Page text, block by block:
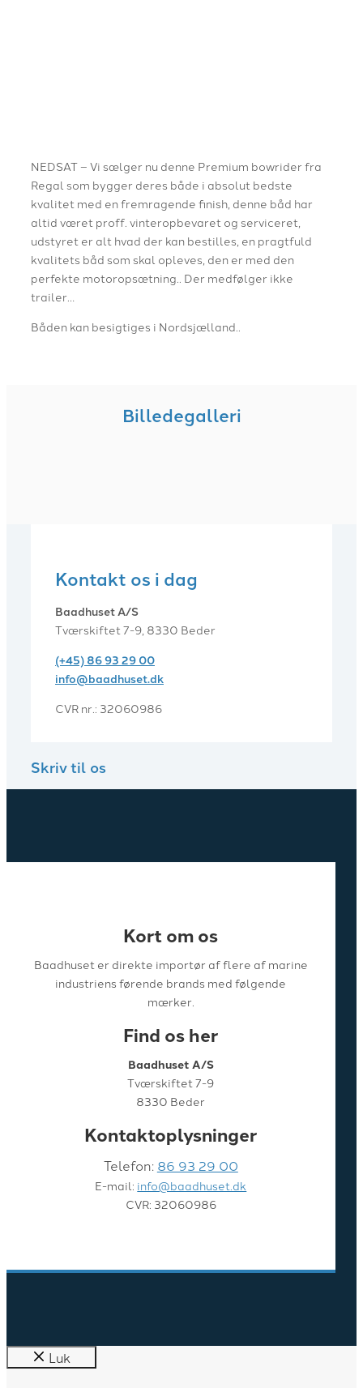
NEDSAT – Vi sælger nu denne Premium bowrider fra
Regal som bygger deres både i absolut bedste
kvalitet med en fremragende finish, denne båd har
altid været proff. vinteropbevaret og serviceret,
udstyret er alt hvad der kan bestilles, en pragtfuld
kvalitets båd som skal opleves, den er med den
perfekte motoropsætning.. Der medfølger ikke
trailer…
Båden kan besigtiges i Nordsjælland..
Billedegalleri
Kontakt os i dag
Baadhuset A/S
Tværskiftet 7-9, 8330 Beder
(+45) 86 93 29 00
info@baadhuset.dk​
CVR nr.: 32060986
Skriv til os
Kort om os
Baadhuset er direkte importør af flere af marine
industriens førende brands med følgende
mærker.
Find os her
Baadhuset A/S
Tværskiftet 7-9
8330 Beder
Kontaktoplysninger
Telefon: 86 93 29 00
E-mail: info@baadhuset.dk
CVR: 32060986
Luk